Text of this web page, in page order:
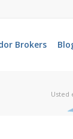
Brokers
Usted